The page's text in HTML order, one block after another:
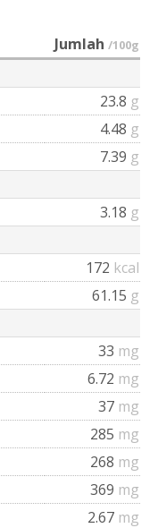
Jumlah /100g
23.8 g
4.48 g
7.39 g
3.18 g
172 kcal
61.15 g
33 mg
6.72 mg
37 mg
285 mg
268 mg
369 mg
2.67 mg